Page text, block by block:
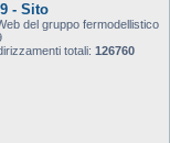
- Sito
del gruppo fermodellistico
totali: 126760